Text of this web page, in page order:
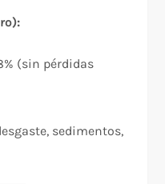
(sin pérdidas
sedimentos,